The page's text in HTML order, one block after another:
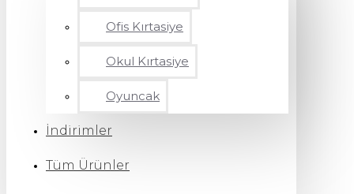
Ofis Kırtasiye
Okul Kırtasiye
Oyuncak
İndirimler
Tüm Ürünler